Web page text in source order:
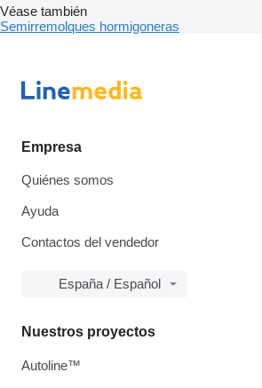
Véase también
Semirremolques hormigoneras
Empresa
Quiénes somos
Ayuda
Contactos del vendedor
España / Español
Nuestros proyectos
Autoline™